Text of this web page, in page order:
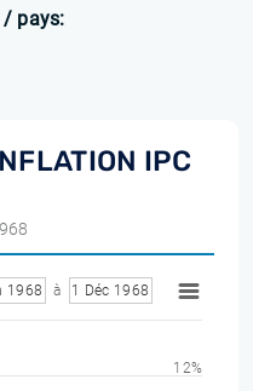
pays:
IPC
1968 à 1 Déc 1968
12%